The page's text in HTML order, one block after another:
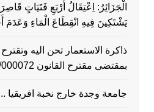
الْجَزَائِرُ: اِعْتِقَالُ أَرْبَعِ فَتَيَاتٍ
يَشْتَكِينَ فِيهِ انْقِطَاعَ الْمَاءِ وَعَدَمَ
ذاكرة الاستعمار تحن اليه
بمقتضى مقترح القانون 122/000072 أي منطق هذا ؟
جامعة وجدة خارج نخبة افريقيا ..